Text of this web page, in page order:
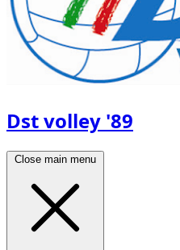
Dst volley '89
Close main menu